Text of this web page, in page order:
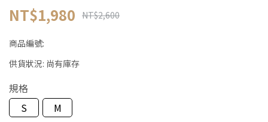
NT$1,980 NT$2,600
商品編號:
供貨狀況: 尚有庫存
規格
S
M